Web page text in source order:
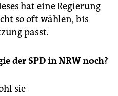
hat eine Regierung
so oft wählen, bis
passt.
der SPD in NRW noch?
sie